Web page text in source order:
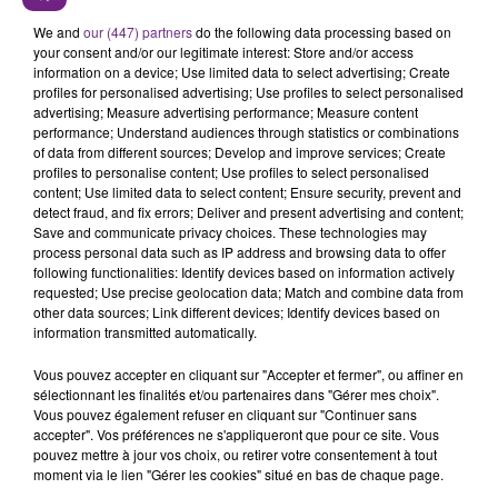
région.
TITRES DIFFUSÉS
6h52
6h52 6h46
6h46
We and our (447) partnersdo the following data processing based on
your consent and/or our legitimate interest: Store and/or access
information on a device; Use limited data to select advertising; Create
profiles for personalised advertising; Use profiles to select personalised
advertising; Measure advertising performance; Measure content
performance; Understand audiences through statistics or combinations
of data from different sources; Develop and improve services; Create
profiles to personalise content; Use profiles to select personalised
content; Use limited data to select content; Ensure security, prevent and
detect fraud, and fix errors; Deliver and present advertising and content;
Save and communicate privacy choices. These technologies may
process personal data such as IP address and browsing data to offer
following functionalities: Identify devices based on information actively
requested; Use precise geolocation data; Match and combine data from
other data sources; Link different devices; Identify devices based on
information transmitted automatically.
Vous pouvez accepter en cliquant sur "Accepter et fermer", ou affiner en
sélectionnant les finalités et/ou partenaires dans "Gérer mes choix".
Vous pouvez également refuser en cliquant sur "Continuer sans
accepter". Vos préférences ne s'appliqueront que pour ce site. Vous
pouvez mettre à jour vos choix, ou retirer votre consentement à tout
moment via le lien "Gérer les cookies" situé en bas de chaque page.